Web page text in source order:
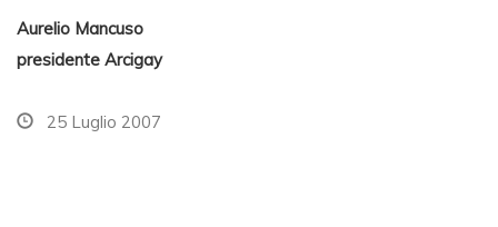
Aurelio Mancuso
presidente Arcigay
25 Luglio 2007